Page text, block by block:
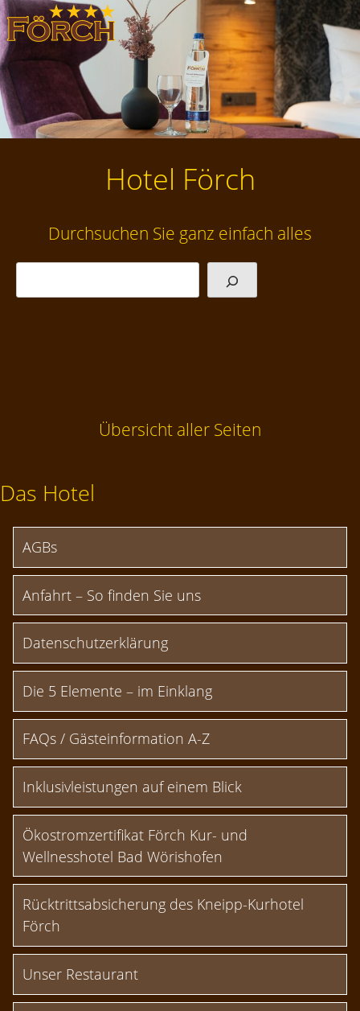
Skip
to
content
Hotel Förch
Durchsuchen Sie ganz einfach alles
Übersicht aller Seiten
Das Hotel
AGBs
Anfahrt – So finden Sie uns
Datenschutzerklärung
Die 5 Elemente – im Einklang
FAQs / Gästeinformation A-Z
Inklusivleistungen auf einem Blick
Ökostromzertifikat Förch Kur- und
Wellnesshotel Bad Wörishofen
Rücktrittsabsicherung des Kneipp-Kurhotel
Förch
Unser Restaurant